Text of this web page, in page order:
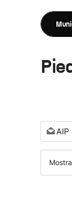
AIP